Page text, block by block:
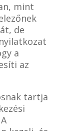
mint
de
a
az
tartja